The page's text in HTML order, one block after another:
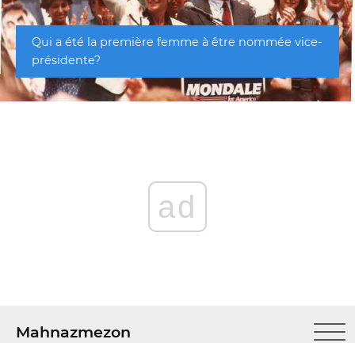
Qui a été la première femme à être nommée vice-
présidente?
ad
Mahnazmezon